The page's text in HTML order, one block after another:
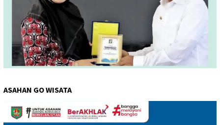
ASAHAN GO WISATA
Pemutar
Video